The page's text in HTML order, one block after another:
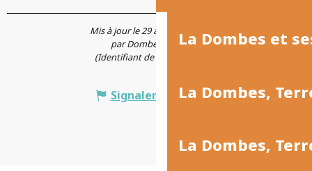
La Dombes et
La Dombes,
La Dombes,
Mis à jour le 29 avril 2026 à 11:57
par Dombes Tourisme
(Identifiant de l'offre :
Signaler une erreur